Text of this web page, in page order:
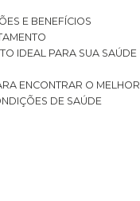
E BENEFÍCIOS
IDEAL PARA SUA SAÚDE
ENCONTRAR O MELHOR
DE SAÚDE